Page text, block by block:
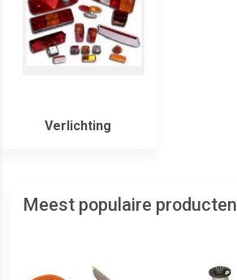
Verlichting
Meest populaire producten